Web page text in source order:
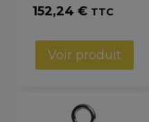
152,24 €Plage
prix :
34,64 €
152,24 €
TTC
Voir produit